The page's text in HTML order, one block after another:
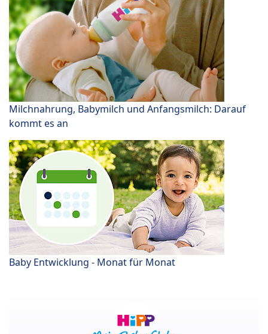
Milchnahrung, Babymilch und Anfangsmilch: Darauf
kommt es an
Baby Entwicklung - Monat für Monat